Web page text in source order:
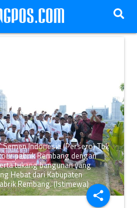
share
Semen Indonesia (Persero) Tbk
pabrik Rembang dengan
tukang bangunan yang
Hebat dari Kabupaten
Rembang. (Istimewa)